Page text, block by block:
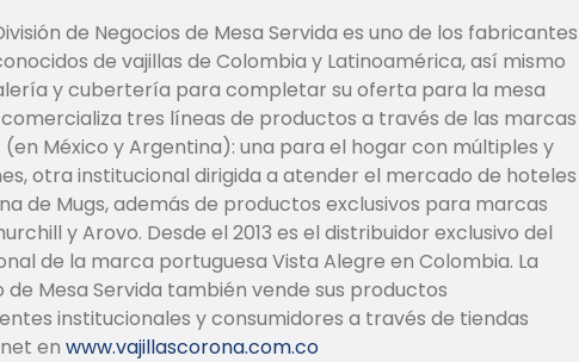
de Negocios de Mesa Servida es uno de los fabricantes
de vajillas de Colombia y Latinoamérica, así mismo
y cubertería para completar su oferta para la mesa
tres líneas de productos a través de las marcas
(en México y Argentina): una para el hogar con múltiples y
otra institucional dirigida a atender el mercado de hoteles
de Mugs, además de productos exclusivos para marcas
y Arovo. Desde el 2013 es el distribuidor exclusivo del
de la marca portuguesa Vista Alegre en Colombia. La
de Mesa Servida también vende sus productos
institucionales y consumidores a través de tiendas
en www.vajillascorona.com.co